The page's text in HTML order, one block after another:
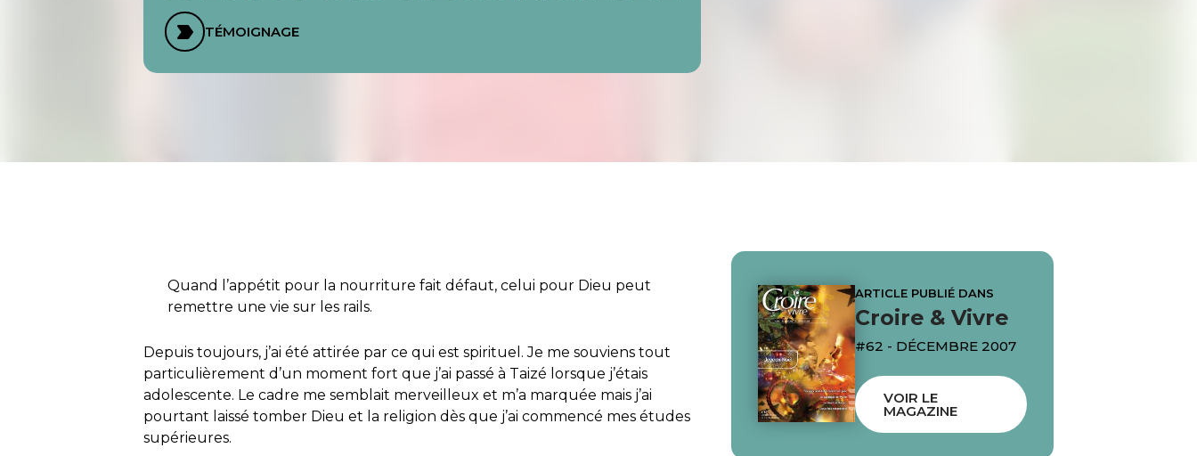
TÉMOIGNAGE
Quand l’appétit pour la nourriture fait défaut, celui pour Dieu peut
remettre une vie sur les rails.
Depuis toujours, j’ai été attirée par ce qui est spirituel. Je me souviens tout
particulièrement d’un moment fort que j’ai passé à Taizé lorsque j’étais
adolescente. Le cadre me semblait merveilleux et m’a marquée mais j’ai
pourtant laissé tomber Dieu et la religion dès que j’ai commencé mes études
supérieures.
ARTICLE PUBLIÉ DANS
Croire & Vivre
#62 - DÉCEMBRE 2007
VOIR LE
MAGAZINE